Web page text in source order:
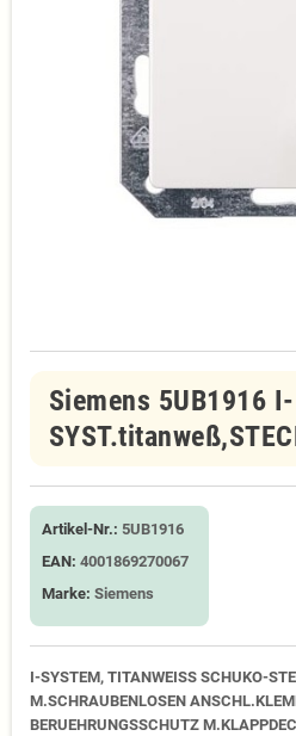
Siemens 5UB1916 I-
Artikel-Nr.: 5UB1916
EAN: 4001869270067
Marke: Siemens
I-SYSTEM, TITANWEISS SCHUKO-
M.SCHRAUBENLOSEN
BERUEHRUNGSSCHUTZ